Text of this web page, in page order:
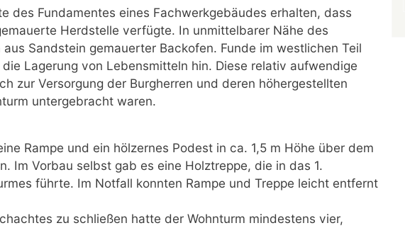
des Fundamentes eines Fachwerkgebäudes erhalten, dass
Herdstelle verfügte. In unmittelbarer Nähe des
Sandstein gemauerter Backofen. Funde im westlichen Teil
Lagerung von Lebensmitteln hin. Diese relativ aufwendige
zur Versorgung der Burgherren und deren höhergestellten
untergebracht waren.
Rampe und ein hölzernes Podest in ca. 1,5 m Höhe über dem
Im Vorbau selbst gab es eine Holztreppe, die in das 1.
führte. Im Notfall konnten Rampe und Treppe leicht entfernt
zu schließen hatte der Wohnturm mindestens vier,